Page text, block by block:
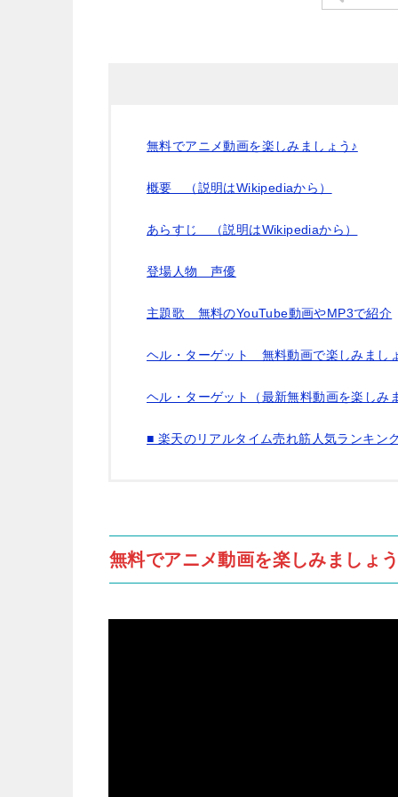
無料でアニメ動画を楽しみましょう♪
概要 （説明はWikipediaから）
あらすじ （説明はWikipediaから）
登場人物 声優
主題歌 無料のYouTube動画やMP3で紹介
ヘル・ターゲット 無料動画で楽しみまし
ヘル・ターゲット（最新無料動画を楽しみ
■ 楽天のリアルタイム売れ筋人気ランキン
無料でアニメ動画を楽しみましょ